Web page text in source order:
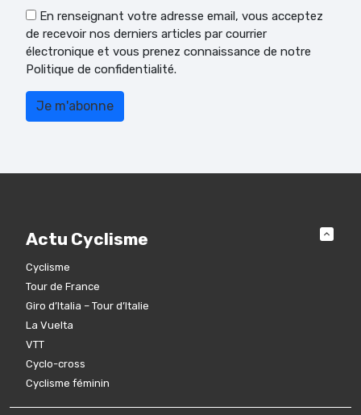
En renseignant votre adresse email, vous acceptez
de recevoir nos derniers articles par courrier
électronique et vous prenez connaissance de notre
Politique de confidentialité.
Actu Cyclisme
Cyclisme
Tour de France
Giro d’Italia – Tour d’Italie
La Vuelta
VTT
Cyclo-cross
Cyclisme féminin